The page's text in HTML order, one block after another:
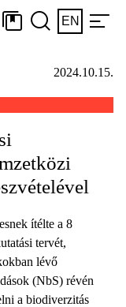
EN
2024.10.15.
ítélte a 8
tervét,
lévő
(NbS) révén
a biodiverzitás